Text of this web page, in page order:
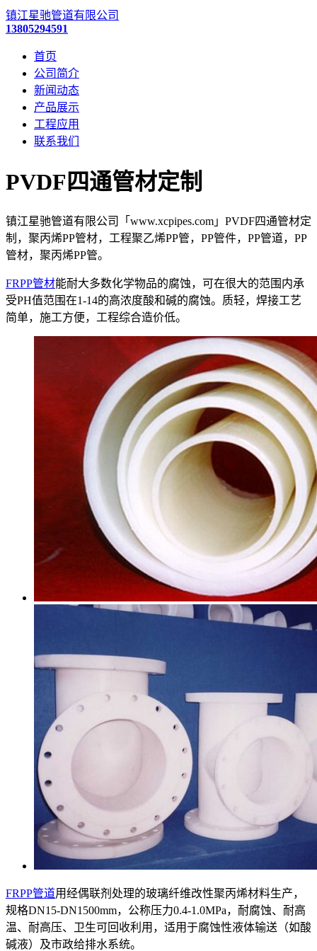
镇江星驰管道有限公司
13805294591
首页
公司简介
新闻动态
产品展示
工程应用
联系我们
PVDF四通管材定制
镇江星驰管道有限公司「www.xcpipes.com」PVDF四通管材定
制，聚丙烯PP管材，工程聚乙烯PP管，PP管件，PP管道，PP
管材，聚丙烯PP管。
FRPP管材能耐大多数化学物品的腐蚀，可在很大的范围内承
受PH值范围在1-14的高浓度酸和碱的腐蚀。质轻，焊接工艺
简单，施工方便，工程综合造价低。
FRPP管道用经偶联剂处理的玻璃纤维改性聚丙烯材料生产，
规格DN15-DN1500mm，公称压力0.4-1.0MPa，耐腐蚀、耐高
温、耐高压、卫生可回收利用，适用于腐蚀性液体输送（如酸
碱液）及市政给排水系统。